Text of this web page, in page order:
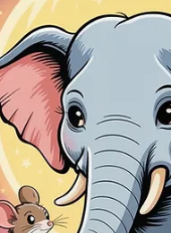
Eichhörnchen in Not
frechen Windgeist
Geschichte über Mut
Freundschaft.